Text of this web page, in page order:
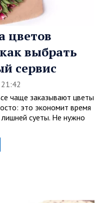
цветов
выбрать
сервис
чаще заказывают цветы
это экономит время
суеты. Не нужно